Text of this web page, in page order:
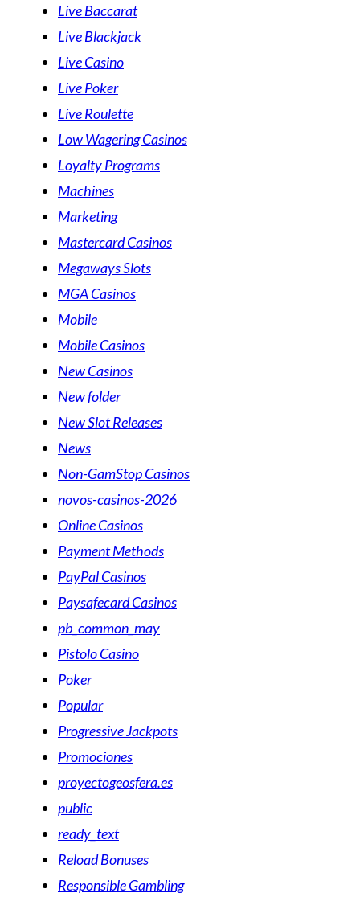
Live Baccarat
Live Blackjack
Live Casino
Live Poker
Live Roulette
Low Wagering Casinos
Loyalty Programs
Machines
Marketing
Mastercard Casinos
Megaways Slots
MGA Casinos
Mobile
Mobile Casinos
New Casinos
New folder
New Slot Releases
News
Non-GamStop Casinos
novos-casinos-2026
Online Casinos
Payment Methods
PayPal Casinos
Paysafecard Casinos
pb_common_may
Pistolo Casino
Poker
Popular
Progressive Jackpots
Promociones
proyectogeosfera.es
public
ready_text
Reload Bonuses
Responsible Gambling